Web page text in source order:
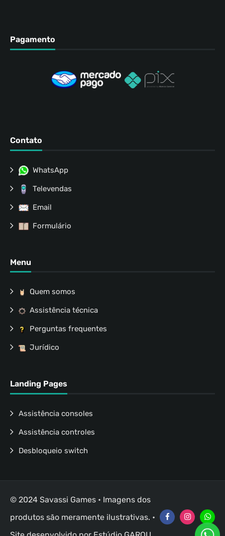
Pagamento
Contato
WhatsApp
Televendas
Email
Formulário
Menu
Quem somos
Assistência técnica
Perguntas frequentes
Jurídico
Landing Pages
Assistência consoles
Assistência controles
Desbloqueio switch
© 2024 Savassi Games • Imagens dos
produtos são meramente ilustrativas. •